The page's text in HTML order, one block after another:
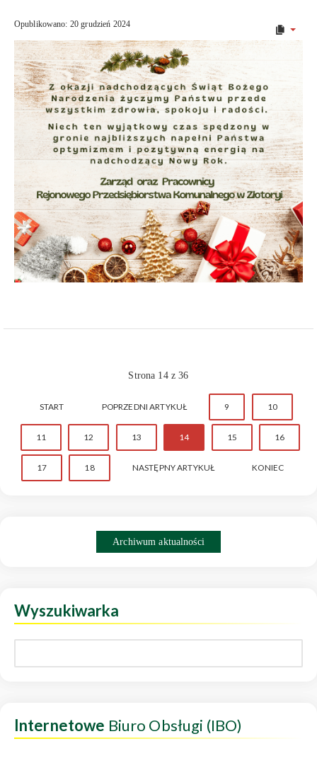
Opublikowano: 20 grudzień 2024
Strona 14 z 36
START POPRZEDNI ARTYKUŁ 9 10
11 12 13 14 15 16
17 18 NASTĘPNY ARTYKUŁ KONIEC
Archiwum aktualności
Wyszukiwarka
Internetowe Biuro Obsługi (IBO)